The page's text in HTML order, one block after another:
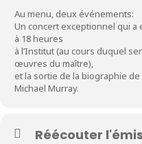
Au menu, deux événements:
Un concert exceptionnel qui a
à 18 heures
à l’Institut (au cours duquel
œuvres du maître),
et la sortie de la biographie
Michael Murray.
Réécouter